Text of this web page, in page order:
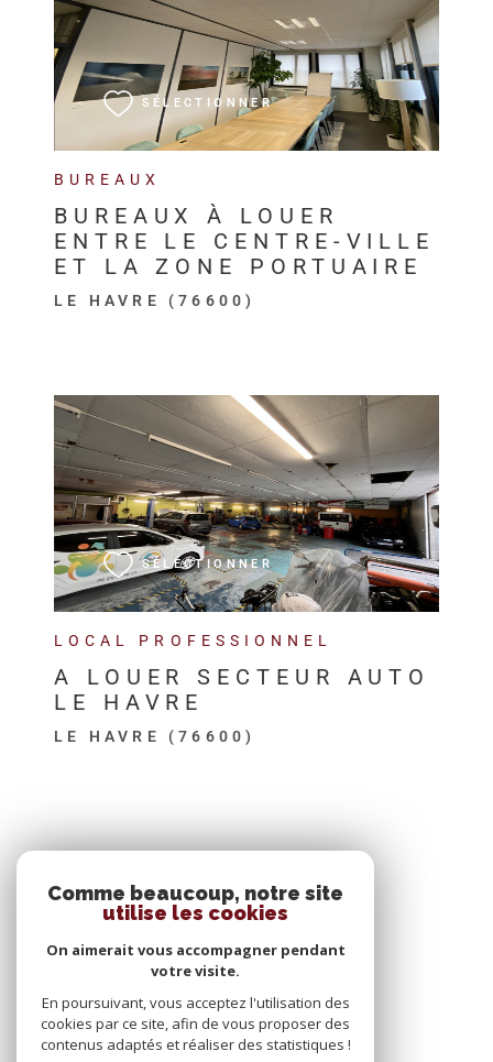
BUREAUX
BUREAUX À LOUER
ENTRE LE CENTRE-VILLE
ET LA ZONE PORTUAIRE
LE HAVRE (76600)
SÉLECTIONNER
VOIR LE BIEN
LOCAL PROFESSIONNEL
A LOUER SECTEUR AUTO
LE HAVRE
LE HAVRE (76600)
SÉLECTIONNER
VOIR LE BIEN
Comme beaucoup, notre site
utilise les cookies
On aimerait vous accompagner pendant
votre visite.
En poursuivant, vous acceptez l'utilisation des
cookies par ce site, afin de vous proposer des
contenus adaptés et réaliser des statistiques !